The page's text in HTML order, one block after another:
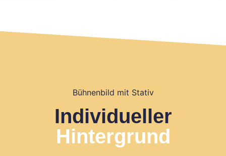
Bühnenbild mit Stativ
Individueller
Hintergrund